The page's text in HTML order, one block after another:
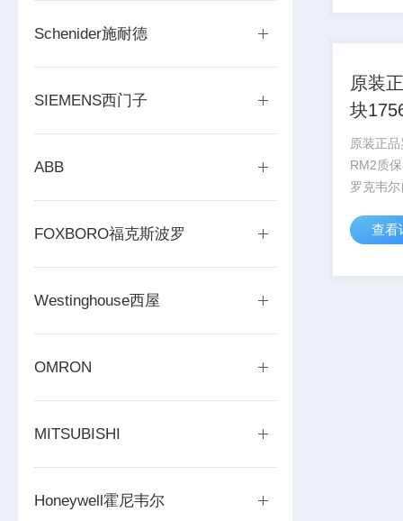
Schenider施耐德
SIEMENS西门子
ABB
FOXBORO福克斯波罗
Westinghouse西屋
OMRON
MITSUBISHI
Honeywell霍尼韦尔
原装
块
间长
原装正
RM2质
罗克韦
查看